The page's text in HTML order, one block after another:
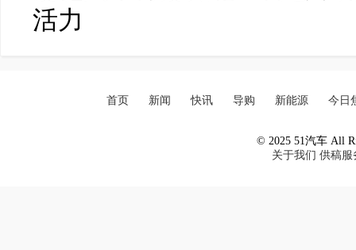
活力
首页 新闻 快讯 导购 新能源 今日
© 2025 51汽车 All
关于我们 供稿服